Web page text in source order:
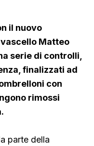
il nuovo
Matteo
serie di controlli,
finalizzati ad
con
rimossi
parte della